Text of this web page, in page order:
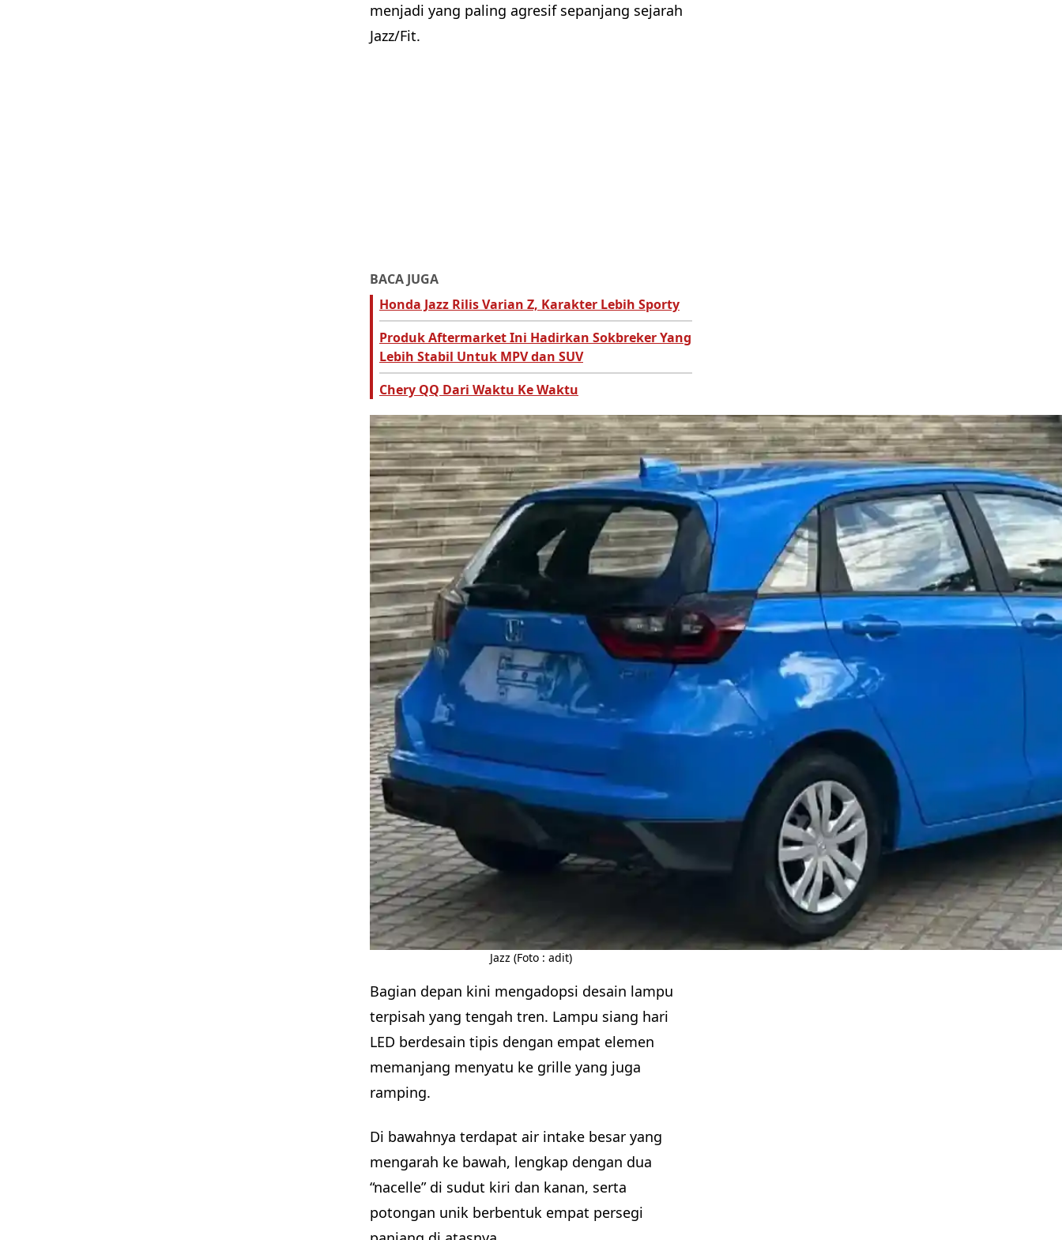
menjadi yang paling agresif sepanjang sejarah
Jazz/Fit.
BACA JUGA
Honda Jazz Rilis Varian Z, Karakter Lebih Sporty
Produk Aftermarket Ini Hadirkan Sokbreker Yang
Lebih Stabil Untuk MPV dan SUV
Chery QQ Dari Waktu Ke Waktu
Jazz (Foto : adit)
Bagian depan kini mengadopsi desain lampu
terpisah yang tengah tren. Lampu siang hari
LED berdesain tipis dengan empat elemen
memanjang menyatu ke grille yang juga
ramping.
Di bawahnya terdapat air intake besar yang
mengarah ke bawah, lengkap dengan dua
“nacelle” di sudut kiri dan kanan, serta
potongan unik berbentuk empat persegi